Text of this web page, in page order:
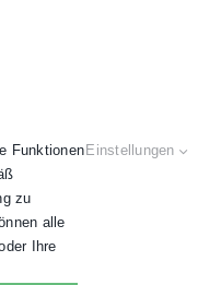
• AGB
Preise inkl. MwSt.
Funktionen
zu
alle
Ihre
Einstellungen